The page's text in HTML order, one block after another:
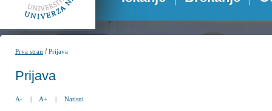
Prva stran /Prijava
Prijava
A- | A+ | Natisni